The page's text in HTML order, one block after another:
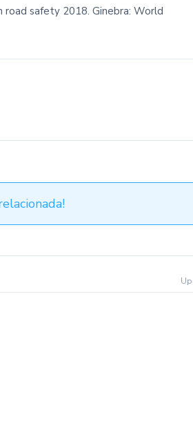
safety 2018. Ginebra: World